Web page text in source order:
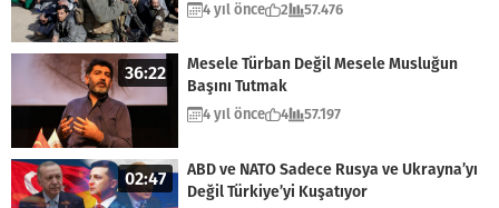
4 yıl önce 2 57.476
36:22
Mesele Türban Değil Mesele Musluğun
Başını Tutmak
4 yıl önce 4 57.197
02:47
ABD ve NATO Sadece Rusya ve Ukrayna’yı
Değil Türkiye’yi Kuşatıyor